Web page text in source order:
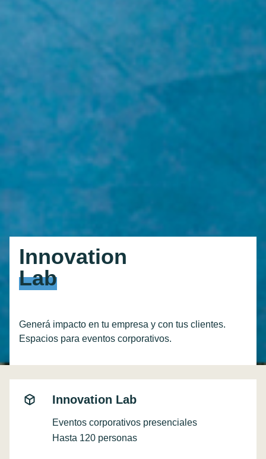
Innovation
Lab
Generá impacto en tu empresa y con tus clientes.
Espacios para eventos corporativos.
Innovation Lab
Eventos corporativos presenciales
Hasta 120 personas